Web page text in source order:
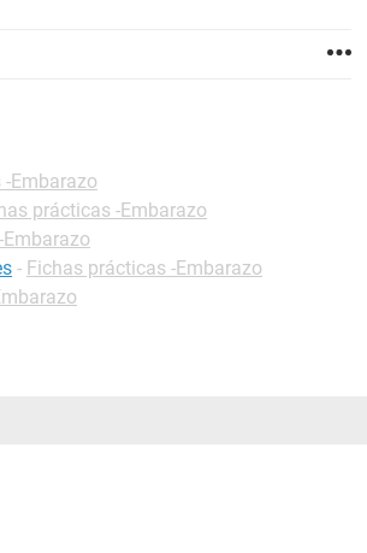
Embarazo
prácticas -Embarazo
- Fichas prácticas -Embarazo